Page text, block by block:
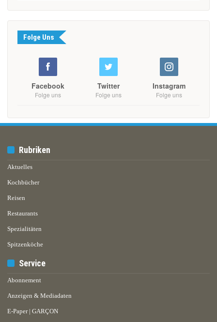
Folge Uns
Facebook
Folge uns
Twitter
Folge uns
Instagram
Folge uns
Rubriken
Aktuelles
Kochbücher
Reisen
Restaurants
Spezialitäten
Spitzenköche
Service
Abonnement
Anzeigen & Mediadaten
E-Paper | GARÇON